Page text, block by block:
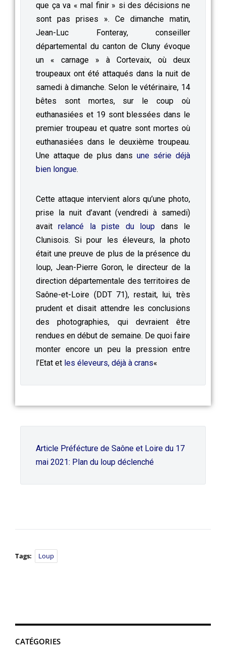
CATÉGORIES
que ça va « mal finir » si des décisions ne
sont pas prises ». Ce dimanche matin,
Jean-Luc Fonteray, conseiller
départemental du canton de Cluny évoque
un « carnage » à Cortevaix, où deux
troupeaux ont été attaqués dans la nuit de
samedi à dimanche. Selon le vétérinaire, 14
bêtes sont mortes, sur le coup où
euthanasiées et 19 sont blessées dans le
premier troupeau et quatre sont mortes où
euthanasiées dans le deuxième troupeau.
Une attaque de plus dansune série déjà
bien longue.
Cette attaque intervient alors qu’une photo,
prise la nuit d’avant (vendredi à samedi)
avaitrelancé la piste du loup dans le
Clunisois. Si pour les éleveurs, la photo
était une preuve de plus de la présence du
loup, Jean-Pierre Goron, le directeur de la
direction départementale des territoires de
Saône-et-Loire (DDT 71), restait, lui, très
prudent et disait attendre les conclusions
des photographies, qui devraient être
rendues en début de semaine. De quoi faire
monter encore un peu la pression entre
l’Etat et les éleveurs, déjà à crans«
Article Préfécture de Saône et Loire du 17
mai 2021: Plan du loup déclenché
Tags: Loup